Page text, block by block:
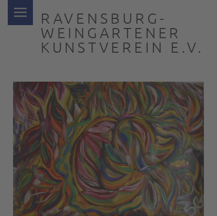
RAVENSBURG-
WEINGARTENER
KUNSTVEREIN E.V.